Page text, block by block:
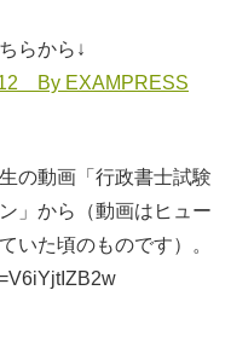
らから↓
By EXAMPRESS
の動画「行政書士試験
」から（動画はヒュー
いた頃のものです）。